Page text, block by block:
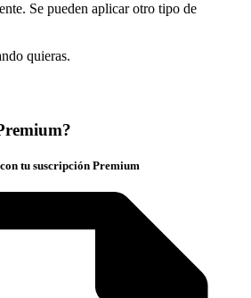
Se pueden aplicar otro tipo de
quieras.
tu suscripción Premium